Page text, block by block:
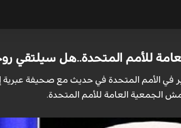
للأمم المتحدة..هل سيلتقي
في الأمم المتحدة في حديث مع صحيفة عبرية
الجمعية العامة للأمم المتحدة.